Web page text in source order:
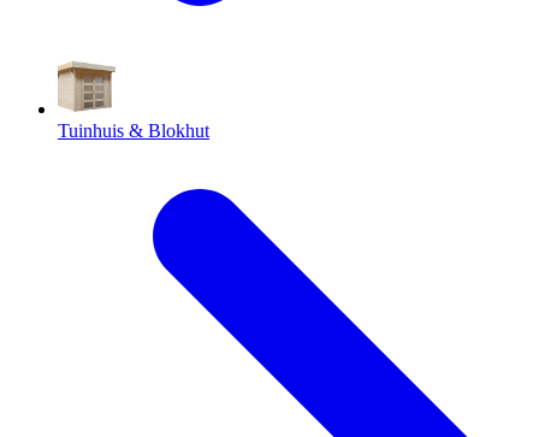
Tuinhuis & Blokhut